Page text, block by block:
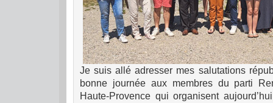
Je suis allé adresser mes salutations
bonne journée aux membres du parti
Haute-Provence qui organisent